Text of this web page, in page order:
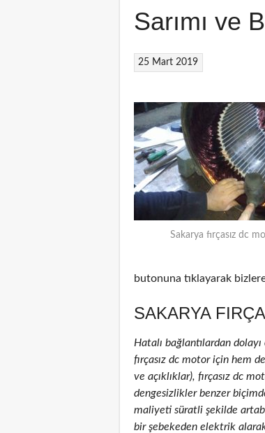
Sarımı ve
25 Mart 2019
Sakarya fırçasız dc
butonuna tıklayarak
SAKARYA
Hatalı bağlantılardan
fırçasız dc motor için hem
ve açıklıklar), fırçasız dc
dengesizlikler benzer
maliyeti süratli şekilde
bir şebekeden elektrik